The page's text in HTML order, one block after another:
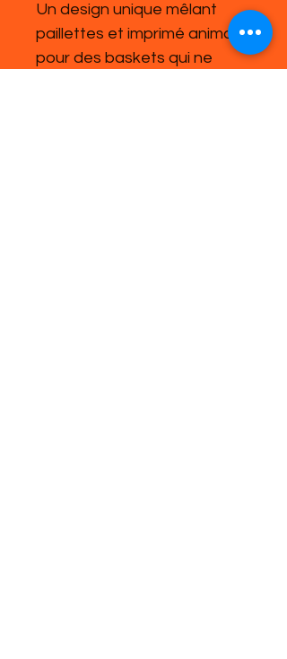
Un design unique mêlant
paillettes et imprimé animal,
pour des baskets qui ne